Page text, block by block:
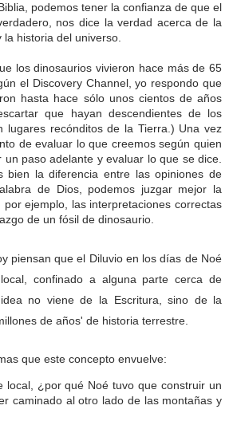
podemos tener la confianza de que el
nos dice la verdad acerca de la
historia del universo.
los dinosaurios vivieron hace más de 65
el Discovery Channel, yo respondo que
hasta hace sólo unos cientos de años
que hayan descendientes de los
lugares recónditos de la Tierra.) Una vez
de evaluar lo que creemos según quien
un paso adelante y evaluar lo que se dice.
bien la diferencia entre las opiniones de
de Dios, podemos juzgar mejor la
por ejemplo, las interpretaciones correctas
de un fósil de dinosaurio.
piensan que el Diluvio en los días de Noé
confinado a alguna parte cerca de
idea no viene de la Escritura, sino de la
de años' de historia terrestre.
que este concepto envuelve:
local, ¿por qué Noé tuvo que construir un
caminado al otro lado de las montañas y